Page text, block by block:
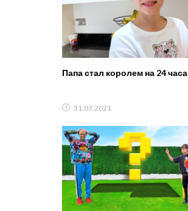
Папа стал королем на 24 часа
31.07.2021